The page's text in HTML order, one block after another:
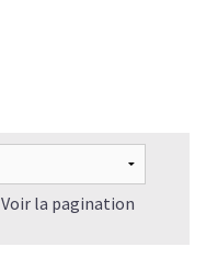
Voir la pagination